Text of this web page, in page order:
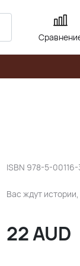
ISBN 978-5-
Вас ждут
22AUD